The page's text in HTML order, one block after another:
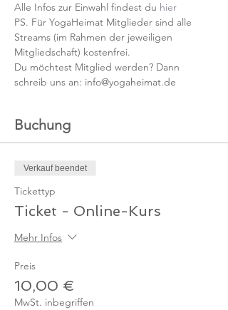
Alle Infos zur Einwahl findest du hier
PS. Für YogaHeimat Mitglieder sind alle
Streams (im Rahmen der jeweiligen
Mitgliedschaft) kostenfrei.
Du möchtest Mitglied werden? Dann
schreib uns an: info@yogaheimat.de
Buchung
Verkauf beendet
Tickettyp
Ticket - Online-Kurs
Mehr Infos
Preis
10,00 €
MwSt. inbegriffen